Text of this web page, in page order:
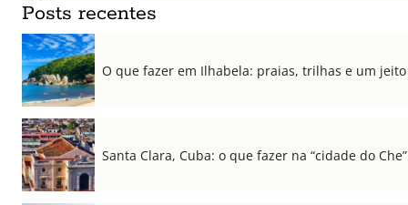
Posts recentes
O que fazer em Ilhabela: praias, trilhas e um
Santa Clara, Cuba: o que fazer na “cidade do Che”